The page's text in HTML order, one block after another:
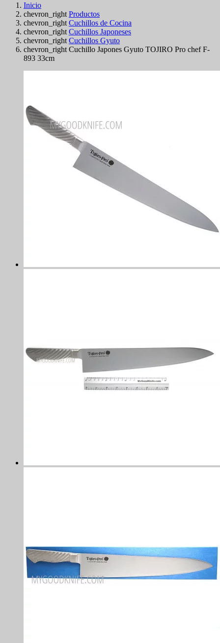
Inicio
chevron_right Productos
chevron_right Cuchillos de Cocina
chevron_right Cuchillos Japoneses
chevron_right Cuchillos Gyuto
chevron_right Cuchillo Japones Gyuto TOJIRO Pro chef F-
893 33cm